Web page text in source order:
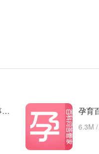
呼呼医生讲故事手机版的故事 安卓下载
6.3M